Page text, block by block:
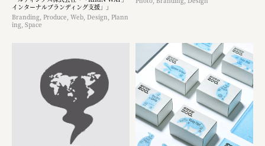
インターナルブランディング支援」」
Branding, Produce, Web, Design, Plann
ing, Space